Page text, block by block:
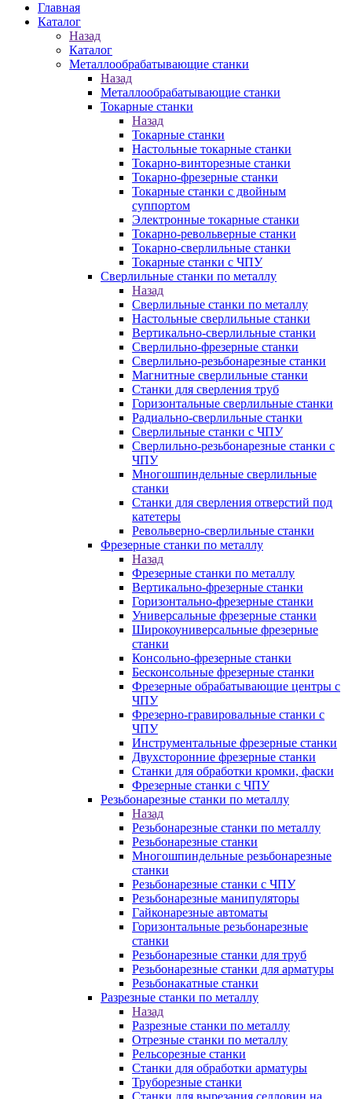
Главная
Каталог
Назад
Каталог
Металлообрабатывающие станки
Назад
Металлообрабатывающие станки
Токарные станки
Назад
Токарные станки
Настольные токарные станки
Токарно-винторезные станки
Токарно-фрезерные станки
Токарные станки с двойным
суппортом
Электронные токарные станки
Токарно-револьверные станки
Токарно-сверлильные станки
Токарные станки с ЧПУ
Сверлильные станки по металлу
Назад
Сверлильные станки по металлу
Настольные сверлильные станки
Вертикально-сверлильные станки
Сверлильно-фрезерные станки
Сверлильно-резьбонарезные станки
Магнитные сверлильные станки
Станки для сверления труб
Горизонтальные сверлильные станки
Радиально-сверлильные станки
Сверлильные станки с ЧПУ
Сверлильно-резьбонарезные станки с
ЧПУ
Многошпиндельные сверлильные
станки
Станки для сверления отверстий под
катетеры
Револьверно-сверлильные станки
Фрезерные станки по металлу
Назад
Фрезерные станки по металлу
Вертикально-фрезерные станки
Горизонтально-фрезерные станки
Универсальные фрезерные станки
Широкоуниверсальные фрезерные
станки
Консольно-фрезерные станки
Бесконсольные фрезерные станки
Фрезерные обрабатывающие центры с
ЧПУ
Фрезерно-гравировальные станки с
ЧПУ
Инструментальные фрезерные станки
Двухсторонние фрезерные станки
Станки для обработки кромки, фаски
Фрезерные станки с ЧПУ
Резьбонарезные станки по металлу
Назад
Резьбонарезные станки по металлу
Резьбонарезные станки
Многошпиндельные резьбонарезные
станки
Резьбонарезные станки с ЧПУ
Резьбонарезные манипуляторы
Гайконарезные автоматы
Горизонтальные резьбонарезные
станки
Резьбонарезные станки для труб
Резьбонарезные станки для арматуры
Резьбонакатные станки
Разрезные станки по металлу
Назад
Разрезные станки по металлу
Отрезные станки по металлу
Рельсорезные станки
Станки для обработки арматуры
Труборезные станки
Станки для вырезания седловин на